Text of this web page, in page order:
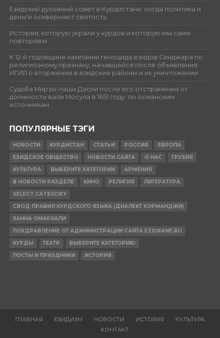
Езидский духовный совет в Курдистане: когда политика и
деньги оскверняют святость
История, которую украли у курдов и которую мы сами
повторяем
К 12-й годовщине кампании геноцида езидов Синджара по
религиозному признаку, начавшейся после объявления
ИГИЛ о вторжении в езидские районы и их уничтожении
Судьба Мирзы-паши Дасни после его отстранения от
должности вали Мосула в 1651 году: по османским
источникам
ПОПУЛЯРНЫЕ ТЭГИ
НОВОСТИ КУРДИСТАН СТАТЬИ РОССИЯ
ЕВРОПА
ЕЗИДСКОЕ ОБЩЕСТВО
НОВОСТИ САЙТА О НАС
ГРУЗИЯ
КУЛЬТУРА
ВЫБЕРИТЕ КАТЕГОРИИ
АРМЕНИЯ
В НОВОСТИ РАЗДЕЛЕ
КИНО РЕЛИГИЯ
ЛИТЕРАТУРА
SELECT CATEGORY
СВОД ПРАВИЛ КУРДСКОГО ЯЗЫКА (ДИАЛЕКТ КОРМАНДЖИ)
ХАННА ОМАРХАЛИ
ПОЗДРАВЛЕНИЕ ОТ АДМИНИСТРАЦИИ САЙТА EZDIXANE.RU
КУРДЫ
ТЕАТР
ВЫБЕРИТЕ КАТЕГОРИЮ
ПОСТЫ И ПРАЗДНИКИ
ИСТОРИЯ
ГЛАВНАЯ ЕЗИДИЗМ НОВОСТИ ИСТОРИЯ
КУЛЬТУРА
КОНТАКТ